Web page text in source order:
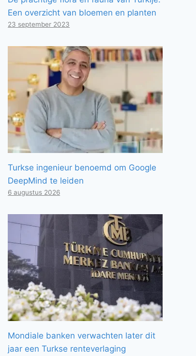
Een overzicht van bloemen en planten
23 september 2023
Turkse ingenieur benoemd om Google
DeepMind te leiden
6 augustus 2026
Mondiale banken verwachten later dit
jaar een Turkse renteverlaging